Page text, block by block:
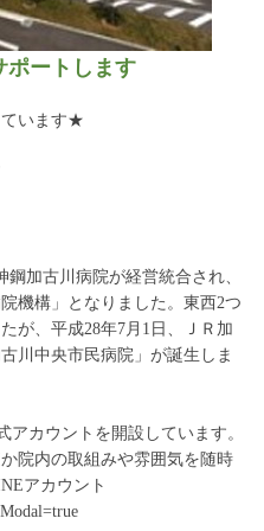
ポートします
ています★
加古川病院が経営統合され、
機構」となりました。東西2つ
が、平成28年7月1日、ＪＲ加
川中央市民病院」が誕生しま
カウントを開設しています。
院内の取組みや雰囲気を随時
アカウント